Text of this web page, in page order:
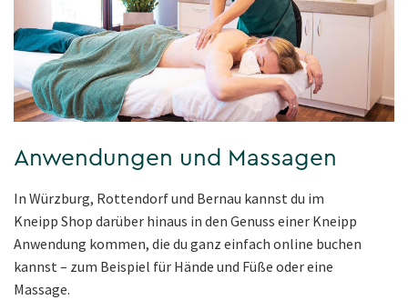
Anwendungen und Massagen
In Würzburg, Rottendorf und Bernau kannst du im
Kneipp Shop darüber hinaus in den Genuss einer Kneipp
Anwendung kommen, die du ganz einfach online buchen
kannst – zum Beispiel für Hände und Füße oder eine
Massage.